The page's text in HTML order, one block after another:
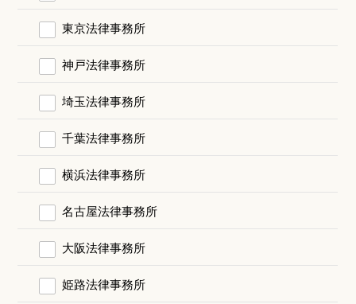
東京法律事務所
神戸法律事務所
埼玉法律事務所
千葉法律事務所
横浜法律事務所
名古屋法律事務所
大阪法律事務所
姫路法律事務所